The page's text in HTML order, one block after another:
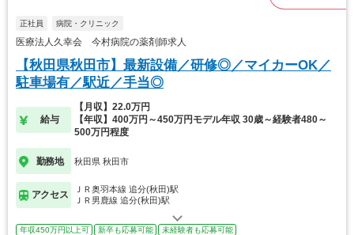
正社員 病院・クリニック
医療法人久幸会 今村病院の薬剤師求人
【秋田県秋田市】最新設備／研修◎／マイカーOK／
駐車場有／駅近／手当◎
給与
【月収】22.0万円
【年収】400万円～450万円モデル年収 30歳～経験者480～
500万円程度
勤務地 秋田県 秋田市
アクセス
ＪＲ奥羽本線 追分(秋田)駅
ＪＲ男鹿線 追分(秋田)駅
年収450万円以上可 新卒も応募可能
未経験者も応募可能